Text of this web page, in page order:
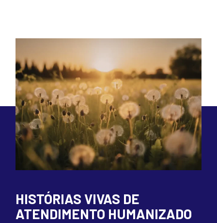
HISTÓRIAS VIVAS DE
ATENDIMENTO HUMANIZADO